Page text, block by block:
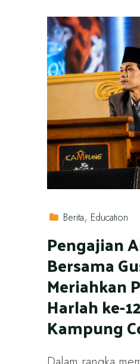
Berita Education
Pengajian
Bersama
Meriahkan
Harlah ke-12
Kampung